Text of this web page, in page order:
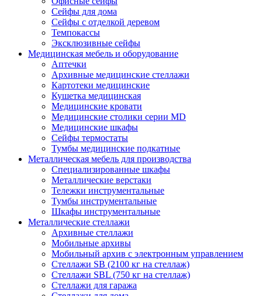
Сейфы для дома
Сейфы с отделкой деревом
Темпокассы
Эксклюзивные сейфы
Медицинская мебель и оборудование
Аптечки
Архивные медицинские стеллажи
Картотеки медицинские
Кушетка медицинская
Медицинские кровати
Медицинские столики серии MD
Медицинские шкафы
Сейфы термостаты
Тумбы медицинские подкатные
Металлическая мебель для производства
Cпециализированные шкафы
Металлические верстаки
Тележки инструментальные
Тумбы инструментальные
Шкафы инструментальные
Металлические стеллажи
Архивные стеллажи
Мобильные архивы
Мобильный архив с электронным управлением
Стеллажи SB (2100 кг на стеллаж)
Стеллажи SBL (750 кг на стеллаж)
Стеллажи для гаража